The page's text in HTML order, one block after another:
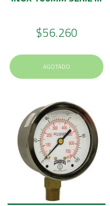
$56.260
AGOTADO